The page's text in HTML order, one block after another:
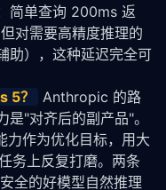
简单查询 200ms 返
对需要高精度推理的
助），这种延迟完全可
5？
Anthropic 的路
"对齐后的副产品"。
力作为优化目标，用大
务上反复打磨。两条
全的好模型自然推理